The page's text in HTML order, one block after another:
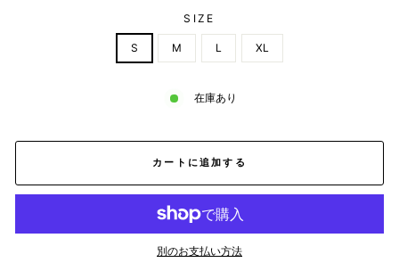
SIZE
S M L XL
在庫あり
カートに追加する
別のお支払い方法